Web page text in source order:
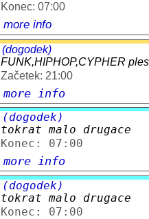
Konec: 07:00
more info
(dogodek)
FUNK,HIPHOP,CYPHER
Začetek: 21:00
more info
(dogodek)
tokrat malo drugace
Konec: 07:00
more info
(dogodek)
tokrat malo drugace
Konec: 07:00